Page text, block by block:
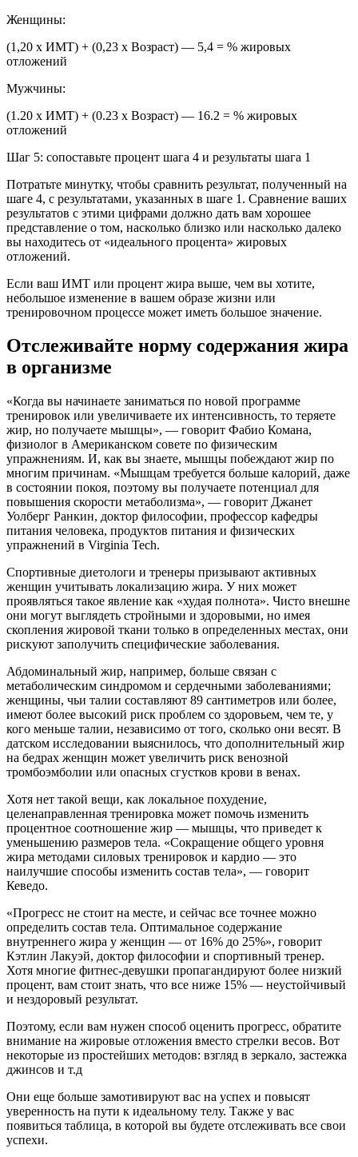
Женщины:
(1,20 x ИМТ) + (0,23 x Возраст) — 5,4 = % жировых
отложений
Мужчины:
(1.20 x ИМТ) + (0.23 x Возраст) — 16.2 = % жировых
отложений
Шаг 5: сопоставьте процент шага 4 и результаты шага 1
Потратьте минутку, чтобы сравнить результат, полученный на
шаге 4, с результатами, указанных в шаге 1. Сравнение ваших
результатов с этими цифрами должно дать вам хорошее
представление о том, насколько близко или насколько далеко
вы находитесь от «идеального процента» жировых
отложений.
Если ваш ИМТ или процент жира выше, чем вы хотите,
небольшое изменение в вашем образе жизни или
тренировочном процессе может иметь большое значение.
Отслеживайте норму содержания жира
в организме
«Когда вы начинаете заниматься по новой программе
тренировок или увеличиваете их интенсивность, то теряете
жир, но получаете мышцы», — говорит Фабио Комана,
физиолог в Американском совете по физическим
упражнениям. И, как вы знаете, мышцы побеждают жир по
многим причинам. «Мышцам требуется больше калорий, даже
в состоянии покоя, поэтому вы получаете потенциал для
повышения скорости метаболизма», — говорит Джанет
Уолберг Ранкин, доктор философии, профессор кафедры
питания человека, продуктов питания и физических
упражнений в Virginia Tech.
Спортивные диетологи и тренеры призывают активных
женщин учитывать локализацию жира. У них может
проявляться такое явление как «худая полнота». Чисто внешне
они могут выглядеть стройными и здоровыми, но имея
скопления жировой ткани только в определенных местах, они
рискуют заполучить специфические заболевания.
Абдоминальный жир, например, больше связан с
метаболическим синдромом и сердечными заболеваниями;
женщины, чьи талии составляют 89 сантиметров или более,
имеют более высокий риск проблем со здоровьем, чем те, у
кого меньше талии, независимо от того, сколько они весят. В
датском исследовании выяснилось, что дополнительный жир
на бедрах женщин может увеличить риск венозной
тромбоэмболии или опасных сгустков крови в венах.
Хотя нет такой вещи, как локальное похудение,
целенаправленная тренировка может помочь изменить
процентное соотношение жир — мышцы, что приведет к
уменьшению размеров тела. «Сокращение общего уровня
жира методами силовых тренировок и кардио — это
наилучшие способы изменить состав тела», — говорит
Кеведо.
«Прогресс не стоит на месте, и сейчас все точнее можно
определить состав тела. Оптимальное содержание
внутреннего жира у женщин — от 16% до 25%», говорит
Кэтлин Лакуэй, доктор философии и спортивный тренер.
Хотя многие фитнес-девушки пропагандируют более низкий
процент, вам стоит знать, что все ниже 15% — неустойчивый
и нездоровый результат.
Поэтому, если вам нужен способ оценить прогресс, обратите
внимание на жировые отложения вместо стрелки весов. Вот
некоторые из простейших методов: взгляд в зеркало, застежка
джинсов и т.д
Они еще больше замотивируют вас на успех и повысят
уверенность на пути к идеальному телу. Также у вас
появиться таблица, в которой вы будете отслеживать все свои
успехи.